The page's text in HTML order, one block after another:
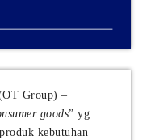
Group) –
goods” yg
kebutuhan